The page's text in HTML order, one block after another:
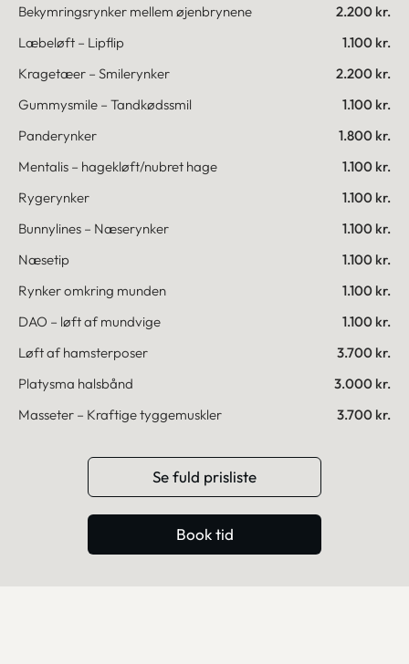
Bekymringsrynker mellem øjenbrynene
2.200 kr.
Læbeløft – Lipflip
1.100 kr.
Kragetæer – Smilerynker
2.200 kr.
Gummysmile – Tandkødssmil
1.100 kr.
Panderynker
1.800 kr.
Mentalis – hagekløft/nubret hage
1.100 kr.
Rygerynker
1.100 kr.
Bunnylines – Næserynker
1.100 kr.
Næsetip
1.100 kr.
Rynker omkring munden
1.100 kr.
DAO – løft af mundvige
1.100 kr.
Løft af hamsterposer
3.700 kr.
Platysma halsbånd
3.000 kr.
Masseter – Kraftige tyggemuskler
3.700 kr.
Se fuld prisliste
Book tid